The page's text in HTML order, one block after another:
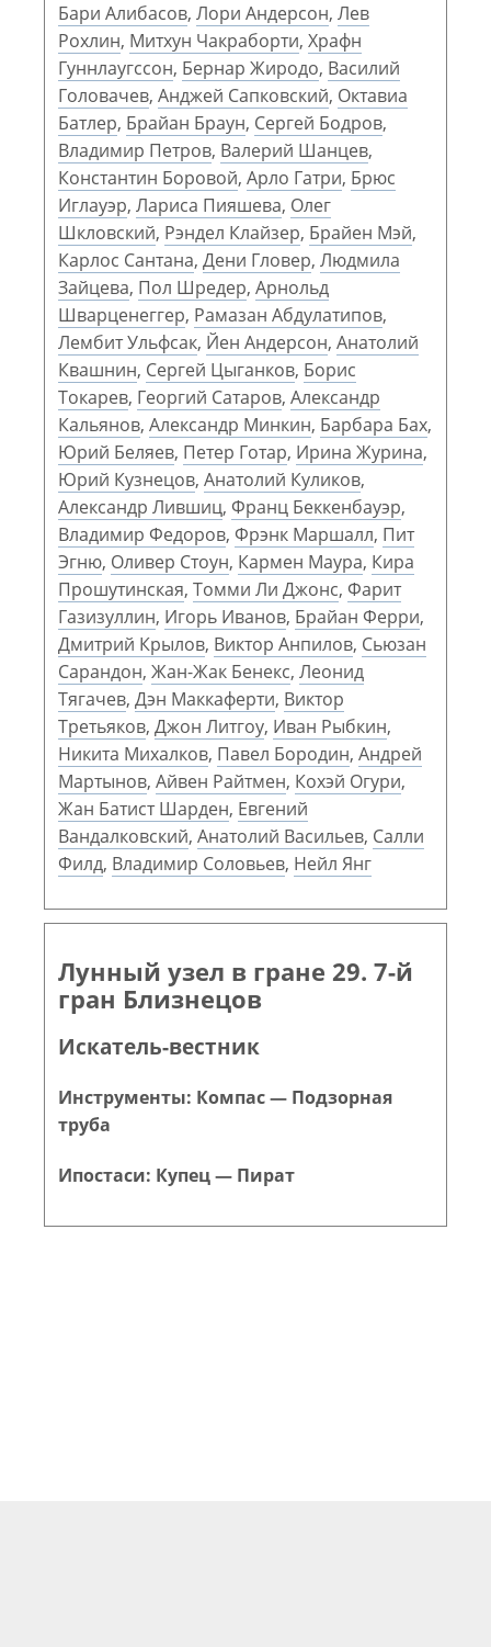
Бари Алибасов, Лори Андерсон, Лев
Рохлин, Митхун Чакраборти, Храфн
Гуннлаугссон, Бернар Жиродо, Василий
Головачев, Анджей Сапковский, Октавиа
Батлер, Брайан Браун, Сергей Бодров,
Владимир Петров, Валерий Шанцев,
Константин Боровой, Арло Гатри, Брюс
Иглауэр, Лариса Пияшева, Олег
Шкловский, Рэндел Клайзер, Брайен Мэй,
Карлос Сантана, Дени Гловер, Людмила
Зайцева, Пол Шредер, Арнольд
Шварценеггер, Рамазан Абдулатипов,
Лембит Ульфсак, Йен Андерсон, Анатолий
Квашнин, Сергей Цыганков, Борис
Токарев, Георгий Сатаров, Александр
Кальянов, Александр Минкин, Барбара Бах,
Юрий Беляев, Петер Готар, Ирина Журина,
Юрий Кузнецов, Анатолий Куликов,
Александр Лившиц, Франц Беккенбауэр,
Владимир Федоров, Фрэнк Маршалл, Пит
Эгню, Оливер Стоун, Кармен Маура, Кира
Прошутинская, Томми Ли Джонс, Фарит
Газизуллин, Игорь Иванов, Брайан Ферри,
Дмитрий Крылов, Виктор Анпилов, Сьюзан
Сарандон, Жан-Жак Бенекс, Леонид
Тягачев, Дэн Маккаферти, Виктор
Третьяков, Джон Литгоу, Иван Рыбкин,
Никита Михалков, Павел Бородин, Андрей
Мартынов, Айвен Райтмен, Кохэй Огури,
Жан Батист Шарден, Евгений
Вандалковский, Анатолий Васильев, Салли
Филд, Владимир Соловьев, Нейл Янг
Лунный узел в гране 29. 7-й
гран Близнецов
Искатель-вестник
Инструменты: Компас — Подзорная
труба
Ипостаси: Купец — Пират